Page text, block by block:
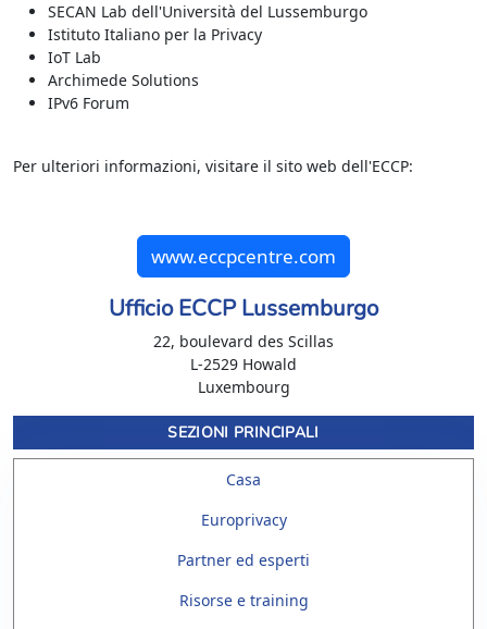
SECAN Lab dell'Università del Lussemburgo
Istituto Italiano per la Privacy
IoT Lab
Archimede Solutions
IPv6 Forum
Per ulteriori informazioni, visitare il sito web dell'ECCP:
www.eccpcentre.com
Ufficio ECCP Lussemburgo
22, boulevard des Scillas
L-2529 Howald
Luxembourg
SEZIONI PRINCIPALI
Casa
Europrivacy
Partner ed esperti
Risorse e training